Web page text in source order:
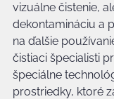
vizuálne čistenie,
dekontamináciu a
na ďalšie
čistiaci špecialisti
špeciálne
prostriedky, ktoré